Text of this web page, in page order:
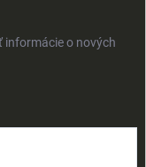
informácie o nových